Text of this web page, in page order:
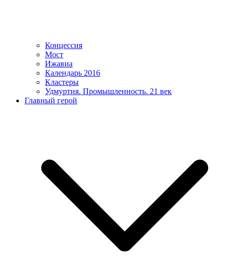
Концессия
Мост
Ижавиа
Календарь 2016
Кластеры
Удмуртия. Промышленность. 21 век
Главный герой